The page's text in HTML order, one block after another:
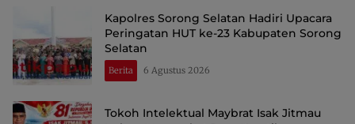
Kapolres Sorong Selatan Hadiri Upacara
Peringatan HUT ke-23 Kabupaten Sorong
Selatan
Berita 6 Agustus 2026
Tokoh Intelektual Maybrat Isak Jitmau